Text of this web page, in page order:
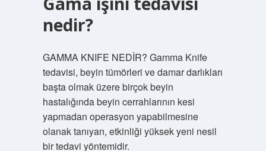
nedir?
GAMMA KNIFE NEDİR? Gamma Knife
tedavisi, beyin tümörleri ve damar darlıkları
başta olmak üzere birçok beyin
hastalığında beyin cerrahlarının kesi
yapmadan operasyon yapabilmesine
olanak tanıyan, etkinliği yüksek yeni nesil
bir tedavi yöntemidir.